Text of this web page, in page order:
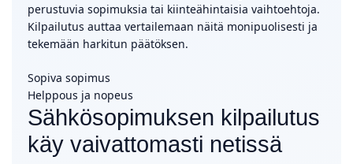
perustuvia sopimuksia tai kiinteähintaisia vaihtoehtoja.
Kilpailutus auttaa vertailemaan näitä monipuolisesti ja
tekemään harkitun päätöksen.
Sopiva sopimus
Helppous ja nopeus
Sähkösopimuksen kilpailutus
käy vaivattomasti netissä